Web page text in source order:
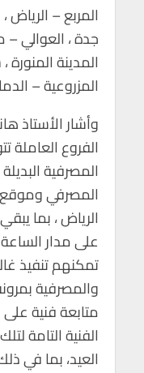
المربع – الرياض
جدة ، العوالي
المدينة المنورة
المزروعية –
وأشار الأستاذ
الفروع العاملة
المصرفية
المصرفي وموقع
الرياض ، بما
على مدار
تمكنهم تنفيذ
والمصرفية
متابعة فنية
الفنية التامة
العيد، بما في